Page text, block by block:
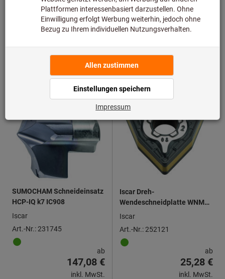
ab
23,28 € 137,09 €
SUMOCHAM Schneideinsatz
HCP-IQ k7 IC908
Iscar
Art.-Nr.: 231745
ab
147,08 €
inkl. MwSt.
Iscar Dreh-
Wendeschneidplatte WNMG
080408, für mittlere
Iscar
Art.-Nr.: 252121
ab
25,28 €
inkl. MwSt.